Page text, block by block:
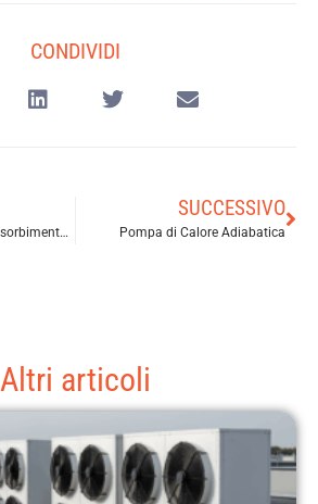
CONDIVIDI
Pompa di Calore ad Assorbimento (Absorption)
SUCCESSIVO
Pompa di Calore Adiabatica
Altri articoli